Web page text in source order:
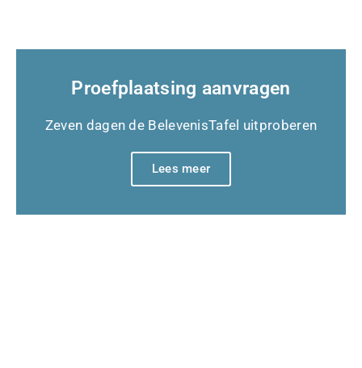
Proefplaatsing aanvragen
Zeven dagen de BelevenisTafel uitproberen
Lees meer